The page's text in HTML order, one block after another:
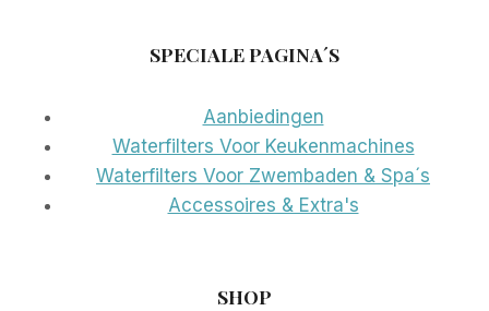
SPECIALE PAGINA´S
Aanbiedingen
Waterfilters Voor Keukenmachines
Waterfilters Voor Zwembaden & Spa´s
Accessoires & Extra's
SHOP